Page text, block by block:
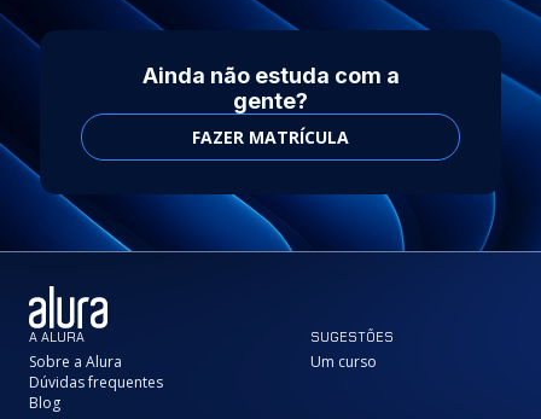
Ainda não estuda com a
gente?
FAZER MATRÍCULA
A ALURA
Sobre a Alura
Dúvidas frequentes
Blog
SUGESTÕES
Um curso